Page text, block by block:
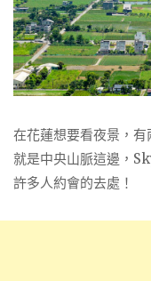
在花蓮想要看夜景，
就是中央山脈這邊，
許多人約會的去處！